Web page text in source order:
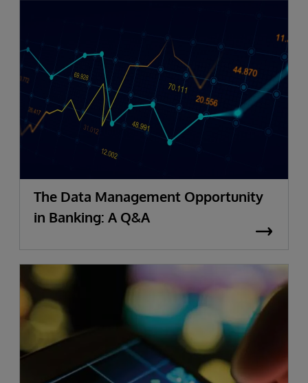
The Data Management Opportunity
in Banking: A Q&A